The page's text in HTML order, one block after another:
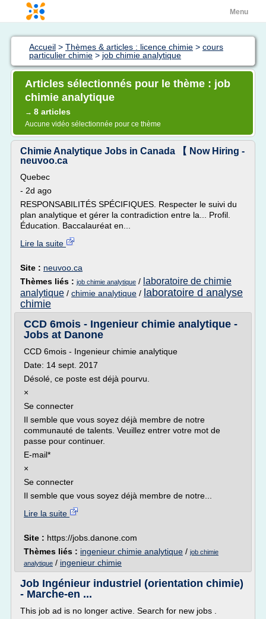
Menu
Accueil > Thèmes & articles : licence chimie > cours
particulier chimie > job chimie analytique
Articles sélectionnés pour le thème : job
chimie analytique
→ 8 articles
Aucune vidéo sélectionnée pour ce thème
Chimie Analytique Jobs in Canada 【 Now Hiring -
neuvoo.ca
Quebec
- 2d ago
RESPONSABILITÉS SPÉCIFIQUES. Respecter le suivi du
plan analytique et gérer la contradiction entre la... Profil.
Éducation. Baccalauréat en...
Lire la suite
Site : neuvoo.ca
Thèmes liés : job chimie analytique / laboratoire de chimie
analytique / chimie analytique / laboratoire d analyse
chimie
CCD 6mois - Ingenieur chimie analytique -
Jobs at Danone
CCD 6mois - Ingenieur chimie analytique
Date: 14 sept. 2017
Désolé, ce poste est déjà pourvu.
×
Se connecter
Il semble que vous soyez déjà membre de notre
communauté de talents. Veuillez entrer votre mot de
passe pour continuer.
E-mail*
×
Se connecter
Il semble que vous soyez déjà membre de notre...
Lire la suite
Site : https://jobs.danone.com
Thèmes liés : ingenieur chimie analytique / job chimie
analytique / ingenieur chimie
Job Ingénieur industriel (orientation chimie)
- Marche-en ...
This job ad is no longer active. Search for new jobs .